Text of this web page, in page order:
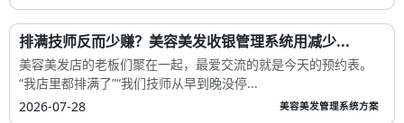
排满技师反而少赚？美容美发收银管理系统用减少...
美容美发店的老板们聚在一起，最爱交流的就是今天的预约表。
“我店里都排满了”“我们技师从早到晚没停...
2026-07-28
美容美发管理系统方案